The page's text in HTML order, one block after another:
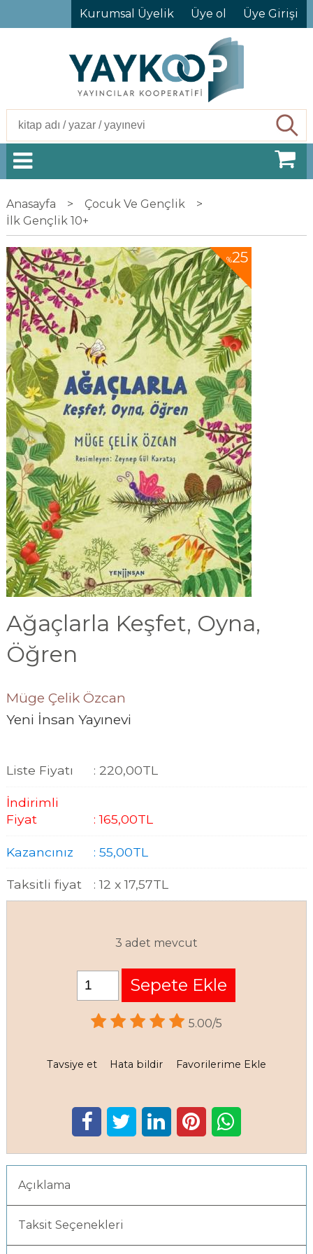
Kurumsal Üyelik Üye ol Üye Girişi
Anasayfa > Çocuk Ve Gençlik
>
İlk Gençlik 10+
%25
Ağaçlarla Keşfet, Oyna,
Öğren
Müge Çelik Özcan
Yeni İnsan Yayınevi
Liste Fiyatı : 220,00TL
İndirimli
Fiyat
:165,00TL
Kazancınız : 55,00TL
Taksitli fiyat : 12 x 17,57TL
3 adet mevcut
Sepete Ekle
5.00/5
Tavsiye et Hata bildir Favorilerime Ekle
Açıklama
Taksit Seçenekleri